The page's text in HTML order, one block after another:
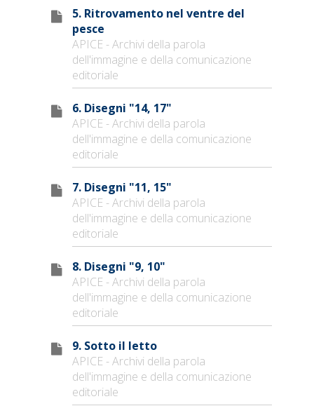
5. Ritrovamento nel ventre del
pesce
APICE - Archivi della parola
dell'immagine e della comunicazione
editoriale
6. Disegni "14, 17"
APICE - Archivi della parola
dell'immagine e della comunicazione
editoriale
7. Disegni "11, 15"
APICE - Archivi della parola
dell'immagine e della comunicazione
editoriale
8. Disegni "9, 10"
APICE - Archivi della parola
dell'immagine e della comunicazione
editoriale
9. Sotto il letto
APICE - Archivi della parola
dell'immagine e della comunicazione
editoriale